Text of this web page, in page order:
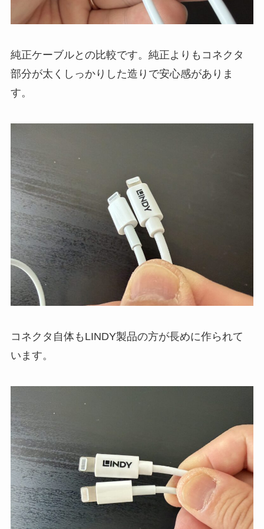
純正ケーブルとの比較です。純正よりもコネクタ
部分が太くしっかりした造りで安心感がありま
す。
コネクタ自体もLINDY製品の方が長めに作られて
います。